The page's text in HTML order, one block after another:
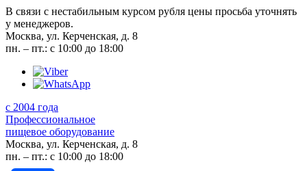
В связи с нестабильным курсом рубля цены просьба уточнять
у менеджеров.
Москва, ул. Керченская, д. 8
пн. – пт.: с 10:00 до 18:00
с 2004 года
Профессиональное
пищевое оборудование
Москва, ул. Керченская, д. 8
пн. – пт.: с 10:00 до 18:00